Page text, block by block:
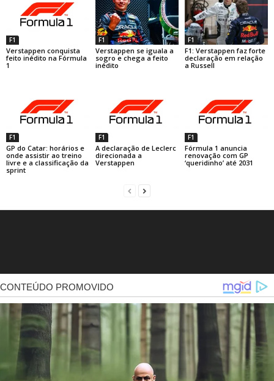
F1
Verstappen conquista
feito inédito na Fórmula
1
F1
Verstappen se iguala a
sogro e chega a feito
inédito
F1
F1: Verstappen faz forte
declaração em relação
a Russell
F1
GP do Catar: horários e
onde assistir ao treino
livre e a classificação da
sprint
F1
A declaração de Leclerc
direcionada a
Verstappen
F1
Fórmula 1 anuncia
renovação com GP
‘queridinho’ até 2031